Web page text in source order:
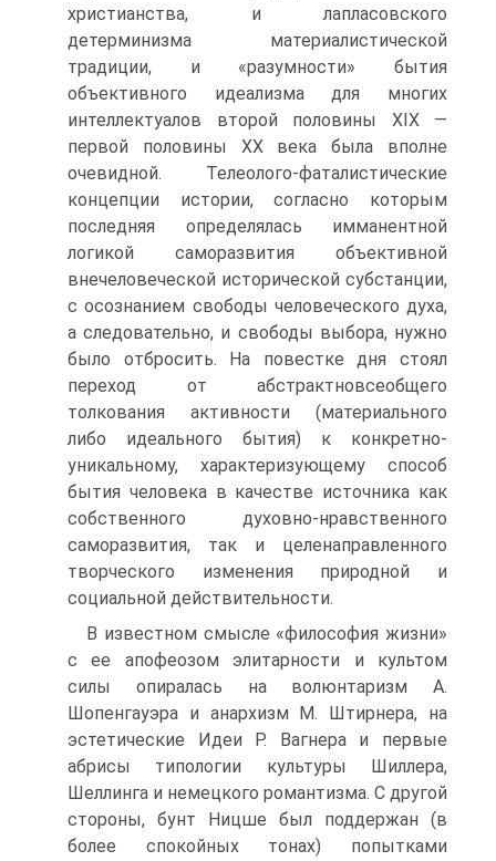
христианства, и лапласовского
детерминизма материалистической
традиции, и «разумности» бытия
объективного идеализма для многих
интеллектуалов второй половины XIX —
первой половины XX века была вполне
очевидной. Телеолого-фаталистические
концепции истории, согласно которым
последняя определялась имманентной
логикой саморазвития объективной
внечеловеческой исторической субстанции,
с осознанием свободы человеческого духа,
а следовательно, и свободы выбора, нужно
было отбросить. На повестке дня стоял
переход от абстрактновсеобщего
толкования активности (материального
либо идеального бытия) к конкретно-
уникальному, характеризующему способ
бытия человека в качестве источника как
собственного духовно-нравственного
саморазвития, так и целенаправленного
творческого изменения природной и
социальной действительности.
В известном смысле «философия жизни»
с ее апофеозом элитарности и культом
силы опиралась на волюнтаризм А.
Шопенгауэра и анархизм М. Штирнера, на
эстетические Идеи Р. Вагнера и первые
абрисы типологии культуры Шиллера,
Шеллинга и немецкого романтизма. С другой
стороны, бунт Ницше был поддержан (в
более спокойных тонах) попытками